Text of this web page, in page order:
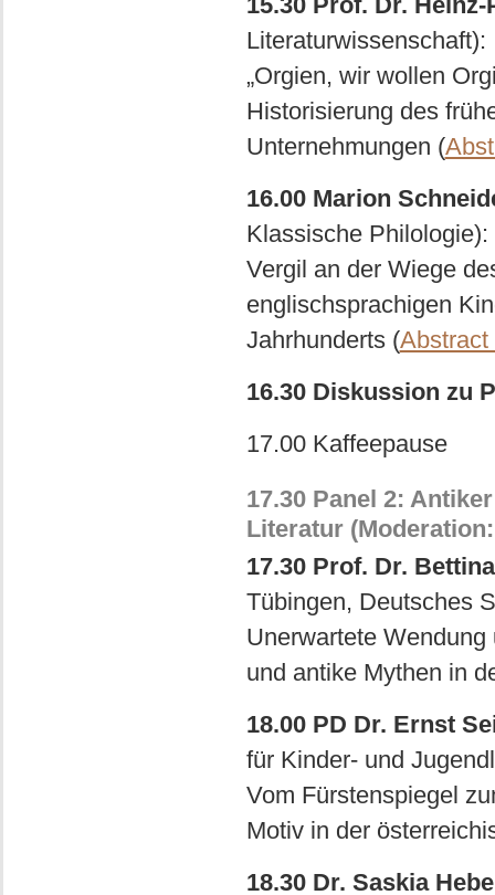
Literaturwissenschaft):
„Orgien, wir wollen
Historisierung des
Unternehmungen (
16.00 Marion
Klassische Philologie):
Vergil an der Wiege
englischsprachigen
Jahrhunderts (Abstract
16.30 Diskussion zu
17.00 Kaffeepause
17.30 Panel 2:
Literatur
17.30 Prof. Dr.
Tübingen, Deutsches
Unerwartete
und antike Mythen in
18.00 PD Dr. Ernst
für Kinder- und
Vom Fürstenspiegel
Motiv in der
18.30 Dr. Saskia